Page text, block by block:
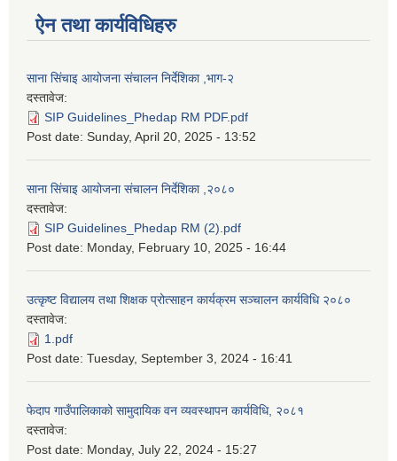
ऐन तथा कार्यविधिहरु
साना सिंचाइ आयोजना संचालन निर्देशिका ,भाग-२
दस्तावेज:
SIP Guidelines_Phedap RM PDF.pdf
Post date: Sunday, April 20, 2025 - 13:52
साना सिंचाइ आयोजना संचालन निर्देशिका ,२०८०
दस्तावेज:
SIP Guidelines_Phedap RM (2).pdf
Post date: Monday, February 10, 2025 - 16:44
उत्कृष्ट विद्यालय तथा शिक्षक प्रोत्साहन कार्यक्रम सञ्चालन कार्यविधि २०८०
दस्तावेज:
1.pdf
Post date: Tuesday, September 3, 2024 - 16:41
फेदाप गाउँपालिकाको सामुदायिक वन व्यवस्थापन कार्यविधि, २०८१
दस्तावेज:
Post date: Monday, July 22, 2024 - 15:27